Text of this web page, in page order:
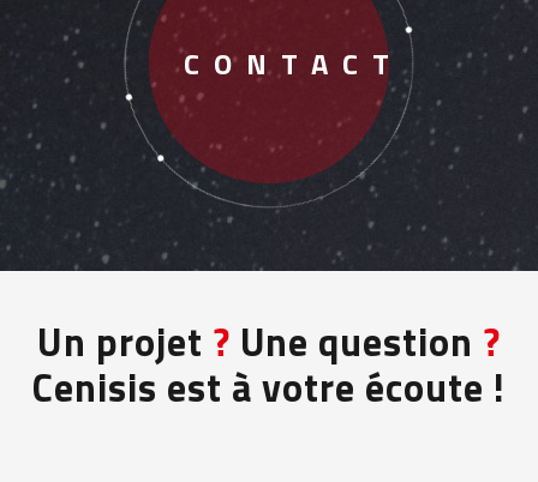
CONTACT
Un projet ? Une question ?
Cenisis est à votre écoute !